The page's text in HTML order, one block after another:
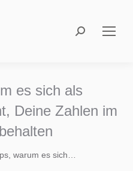
Search:
es sich als
Deine Zahlen im
hier:
warum es sich…